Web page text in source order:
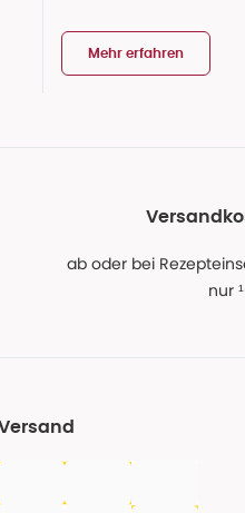
Mehr erfahren
ab oder bei
nur